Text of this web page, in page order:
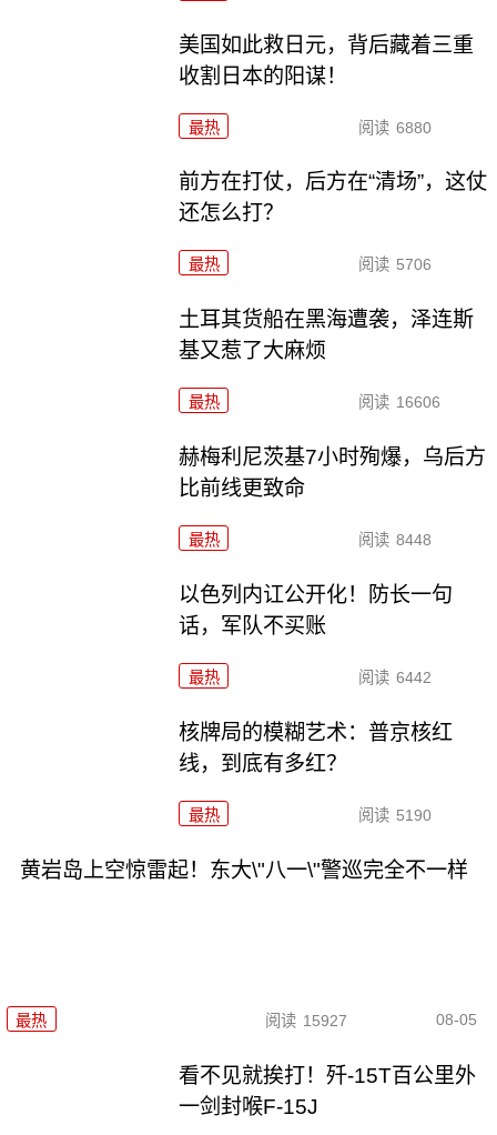
美国如此救日元，背后藏着三重
收割日本的阳谋！
最热 阅读 6880
前方在打仗，后方在“清场”，这仗
还怎么打？
最热 阅读 5706
土耳其货船在黑海遭袭，泽连斯
基又惹了大麻烦
最热 阅读 16606
赫梅利尼茨基7小时殉爆，乌后方
比前线更致命
最热 阅读 8448
以色列内讧公开化！防长一句
话，军队不买账
最热 阅读 6442
核牌局的模糊艺术：普京核红
线，到底有多红？
最热 阅读 5190
黄岩岛上空惊雷起！东大\"八一\"警巡完全不一样
最热 阅读 15927 08-05
看不见就挨打！歼-15T百公里外
一剑封喉F-15J